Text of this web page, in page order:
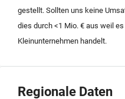
gestellt. Sollten uns keine
dies durch <1 Mio. € aus weil
Kleinunternehmen handelt.
Regionale Daten